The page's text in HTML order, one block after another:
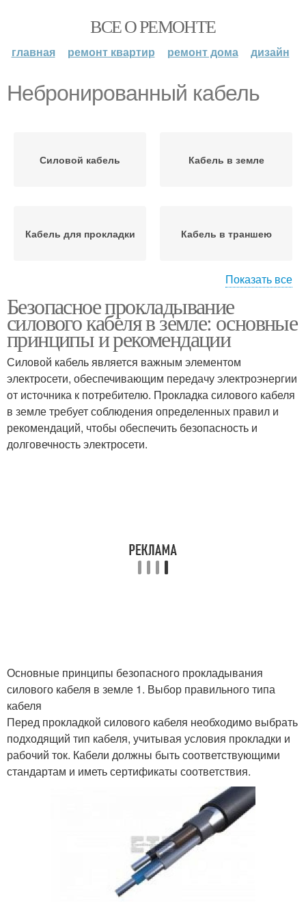
ВСЕ О РЕМОНТЕ
главная ремонт квартир ремонт дома дизайн
Небронированный кабель
Силовой кабель Кабель в земле
Кабель для прокладки Кабель в траншею
Кабель в траншее Кабель с помощью
Электрический кабель Кабель при прокладке
Некачественный кабель Бронированные кабели
Кабели для подземной
прокладки
Кабель при подземной
прокладке
Подземные кабели
Кабель для воздушного
Показать все
Безопасное прокладывание
силового кабеля в земле: основные
принципы и рекомендации
Силовой кабель является важным элементом
электросети, обеспечивающим передачу электроэнергии
от источника к потребителю. Прокладка силового кабеля
в земле требует соблюдения определенных правил и
рекомендаций, чтобы обеспечить безопасность и
долговечность электросети.
Основные принципы безопасного прокладывания
силового кабеля в земле 1. Выбор правильного типа
кабеля
Перед прокладкой силового кабеля необходимо выбрать
подходящий тип кабеля, учитывая условия прокладки и
рабочий ток. Кабели должны быть соответствующими
стандартам и иметь сертификаты соответствия.